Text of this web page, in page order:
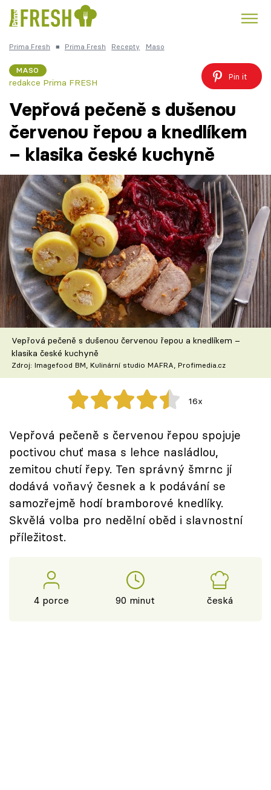
Česká kuchyně Čokoláda
Témata
Recepty
Články
TV Program
Škola vaření
Recepty z TV
Speciál: Cuketa
Těhotnej kuchař
Sledujte prima+
Přihlášení
Sledujte nás
Prima Fresh ■ Prima Fresh Recepty Maso
MASO
redakce Prima FRESH
Pin it
Vepřová pečeně s dušenou
červenou řepou a knedlíkem
– klasika české kuchyně
Vepřová pečeně s dušenou červenou řepou a knedlíkem –
klasika české kuchyně
Zdroj: Imagefood BM, Kulinární studio MAFRA, Profimedia.cz
16x
Vepřová pečeně s červenou řepou spojuje
poctivou chuť masa s lehce nasládlou,
zemitou chutí řepy. Ten správný šmrnc jí
dodává voňavý česnek a k podávání se
samozřejmě hodí bramborové knedlíky.
Skvělá volba pro nedělní oběd i slavnostní
příležitost.
4 porce 90 minut česká